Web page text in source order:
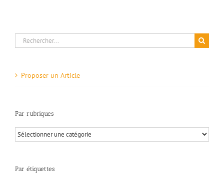
Rechercher:
Proposer un Article
Par rubriques
Par
rubriques
Par étiquettes